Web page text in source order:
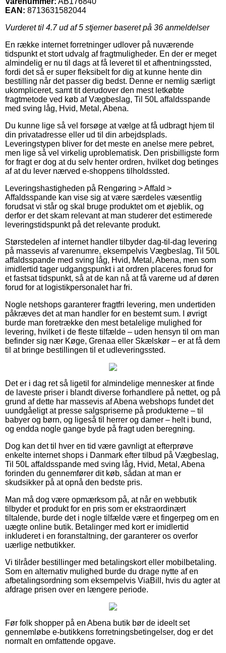
EAN: 8713631582044
Vurderet til 4.7ud af 5 stjerner baseret på 36 anmeldelser
En række internet forretninger udlover på nuværende
tidspunkt et stort udvalg af fragtmuligheder. En der er meget
almindelig er nu til dags at få leveret til et afhentningssted,
fordi det så er super fleksibelt for dig at kunne hente din
bestilling når det passer dig bedst. Denne er nemlig særligt
ukompliceret, samt tit derudover den mest letkøbte
fragtmetode ved køb af Vægbeslag, Til 50L affaldsspande
med sving låg, Hvid, Metal, Abena.
Du kunne lige så vel forsøge at vælge at få udbragt hjem til
din privatadresse eller ud til din arbejdsplads.
Leveringstypen bliver for det meste en anelse mere pebret,
men lige så vel virkelig uproblematisk. Den prisbilligste form
for fragt er dog at du selv henter ordren, hvilket dog betinges
af at du lever nærved e-shoppens tilholdssted.
Leveringshastigheden på Rengøring > Affald >
Affaldsspande kan vise sig at være særdeles væsentlig
forudsat vi står og skal bruge produktet om et øjeblik, og
derfor er det skam relevant at man studerer det estimerede
leveringstidspunkt på det relevante produkt.
Størstedelen af internet handler tilbyder dag-til-dag levering
på massevis af varenumre, eksempelvis Vægbeslag, Til 50L
affaldsspande med sving låg, Hvid, Metal, Abena, men som
imidlertid tager udgangspunkt i at ordren placeres forud for
et fastsat tidspunkt, så at de kan nå at få varerne ud af døren
forud for at logistikpersonalet har fri.
Nogle netshops garanterer fragtfri levering, men undertiden
påkræves det at man handler for en bestemt sum. I øvrigt
burde man foretrække den mest betalelige mulighed for
levering, hvilket i de fleste tilfælde – uden hensyn til om man
befinder sig nær Køge, Grenaa eller Skælskør – er at få dem
til at bringe bestillingen til et udleveringssted.
Det er i dag ret så ligetil for almindelige mennesker at finde
de laveste priser i blandt diverse forhandlere på nettet, og på
grund af dette har massevis af Abena webshops fundet det
uundgåeligt at presse salgspriserne på produkterne – til
babyer og børn, og ligeså til herrer og damer – helt i bund,
og endda nogle gange byde på fragt uden beregning.
Dog kan det til hver en tid være gavnligt at efterprøve
enkelte internet shops i Danmark efter tilbud på Vægbeslag,
Til 50L affaldsspande med sving låg, Hvid, Metal, Abena
forinden du gennemfører dit køb, sådan at man er
skudsikker på at opnå den bedste pris.
Man må dog være opmærksom på, at når en webbutik
tilbyder et produkt for en pris som er ekstraordinært
tiltalende, burde det i nogle tilfælde være et fingerpeg om en
uægte online butik. Betalinger med kort er imidlertid
inkluderet i en foranstaltning, der garanterer os overfor
uærlige netbutikker.
Vi tilråder bestillinger med betalingskort eller mobilbetaling.
Som en alternativ mulighed burde du drage nytte af en
afbetalingsordning som eksempelvis ViaBill, hvis du agter at
afdrage prisen over en længere periode.
Før folk shopper på en Abena butik bør de ideelt set
gennemløbe e-butikkens forretningsbetingelser, dog er det
normalt en omfattende opgave.